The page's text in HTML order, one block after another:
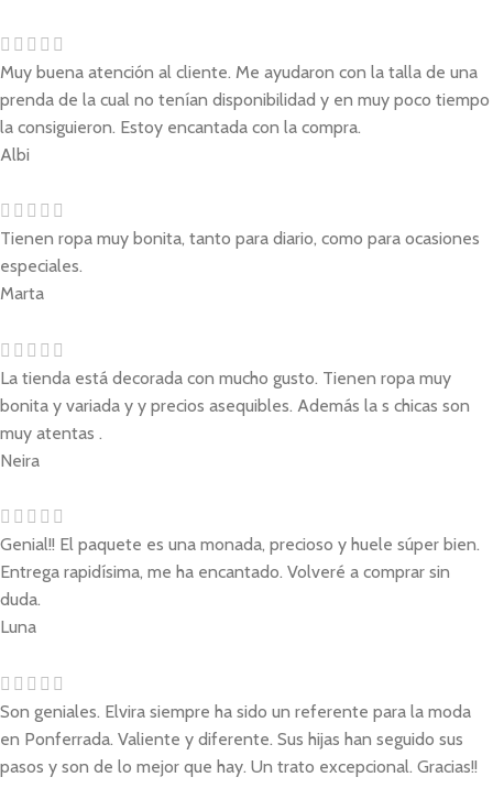
Muy buena atención al cliente. Me ayudaron con la talla de una
prenda de la cual no tenían disponibilidad y en muy poco tiempo
la consiguieron. Estoy encantada con la compra.
Albi
Tienen ropa muy bonita, tanto para diario, como para ocasiones
especiales.
Marta
La tienda está decorada con mucho gusto. Tienen ropa muy
bonita y variada y y precios asequibles. Además la s chicas son
muy atentas .
Neira
Genial!! El paquete es una monada, precioso y huele súper bien.
Entrega rapidísima, me ha encantado. Volveré a comprar sin
duda.
Luna
Son geniales. Elvira siempre ha sido un referente para la moda
en Ponferrada. Valiente y diferente. Sus hijas han seguido sus
pasos y son de lo mejor que hay. Un trato excepcional. Gracias!!